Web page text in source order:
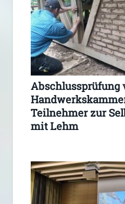
Abschlussprüfung
Teilnehmer zur
mit Lehm